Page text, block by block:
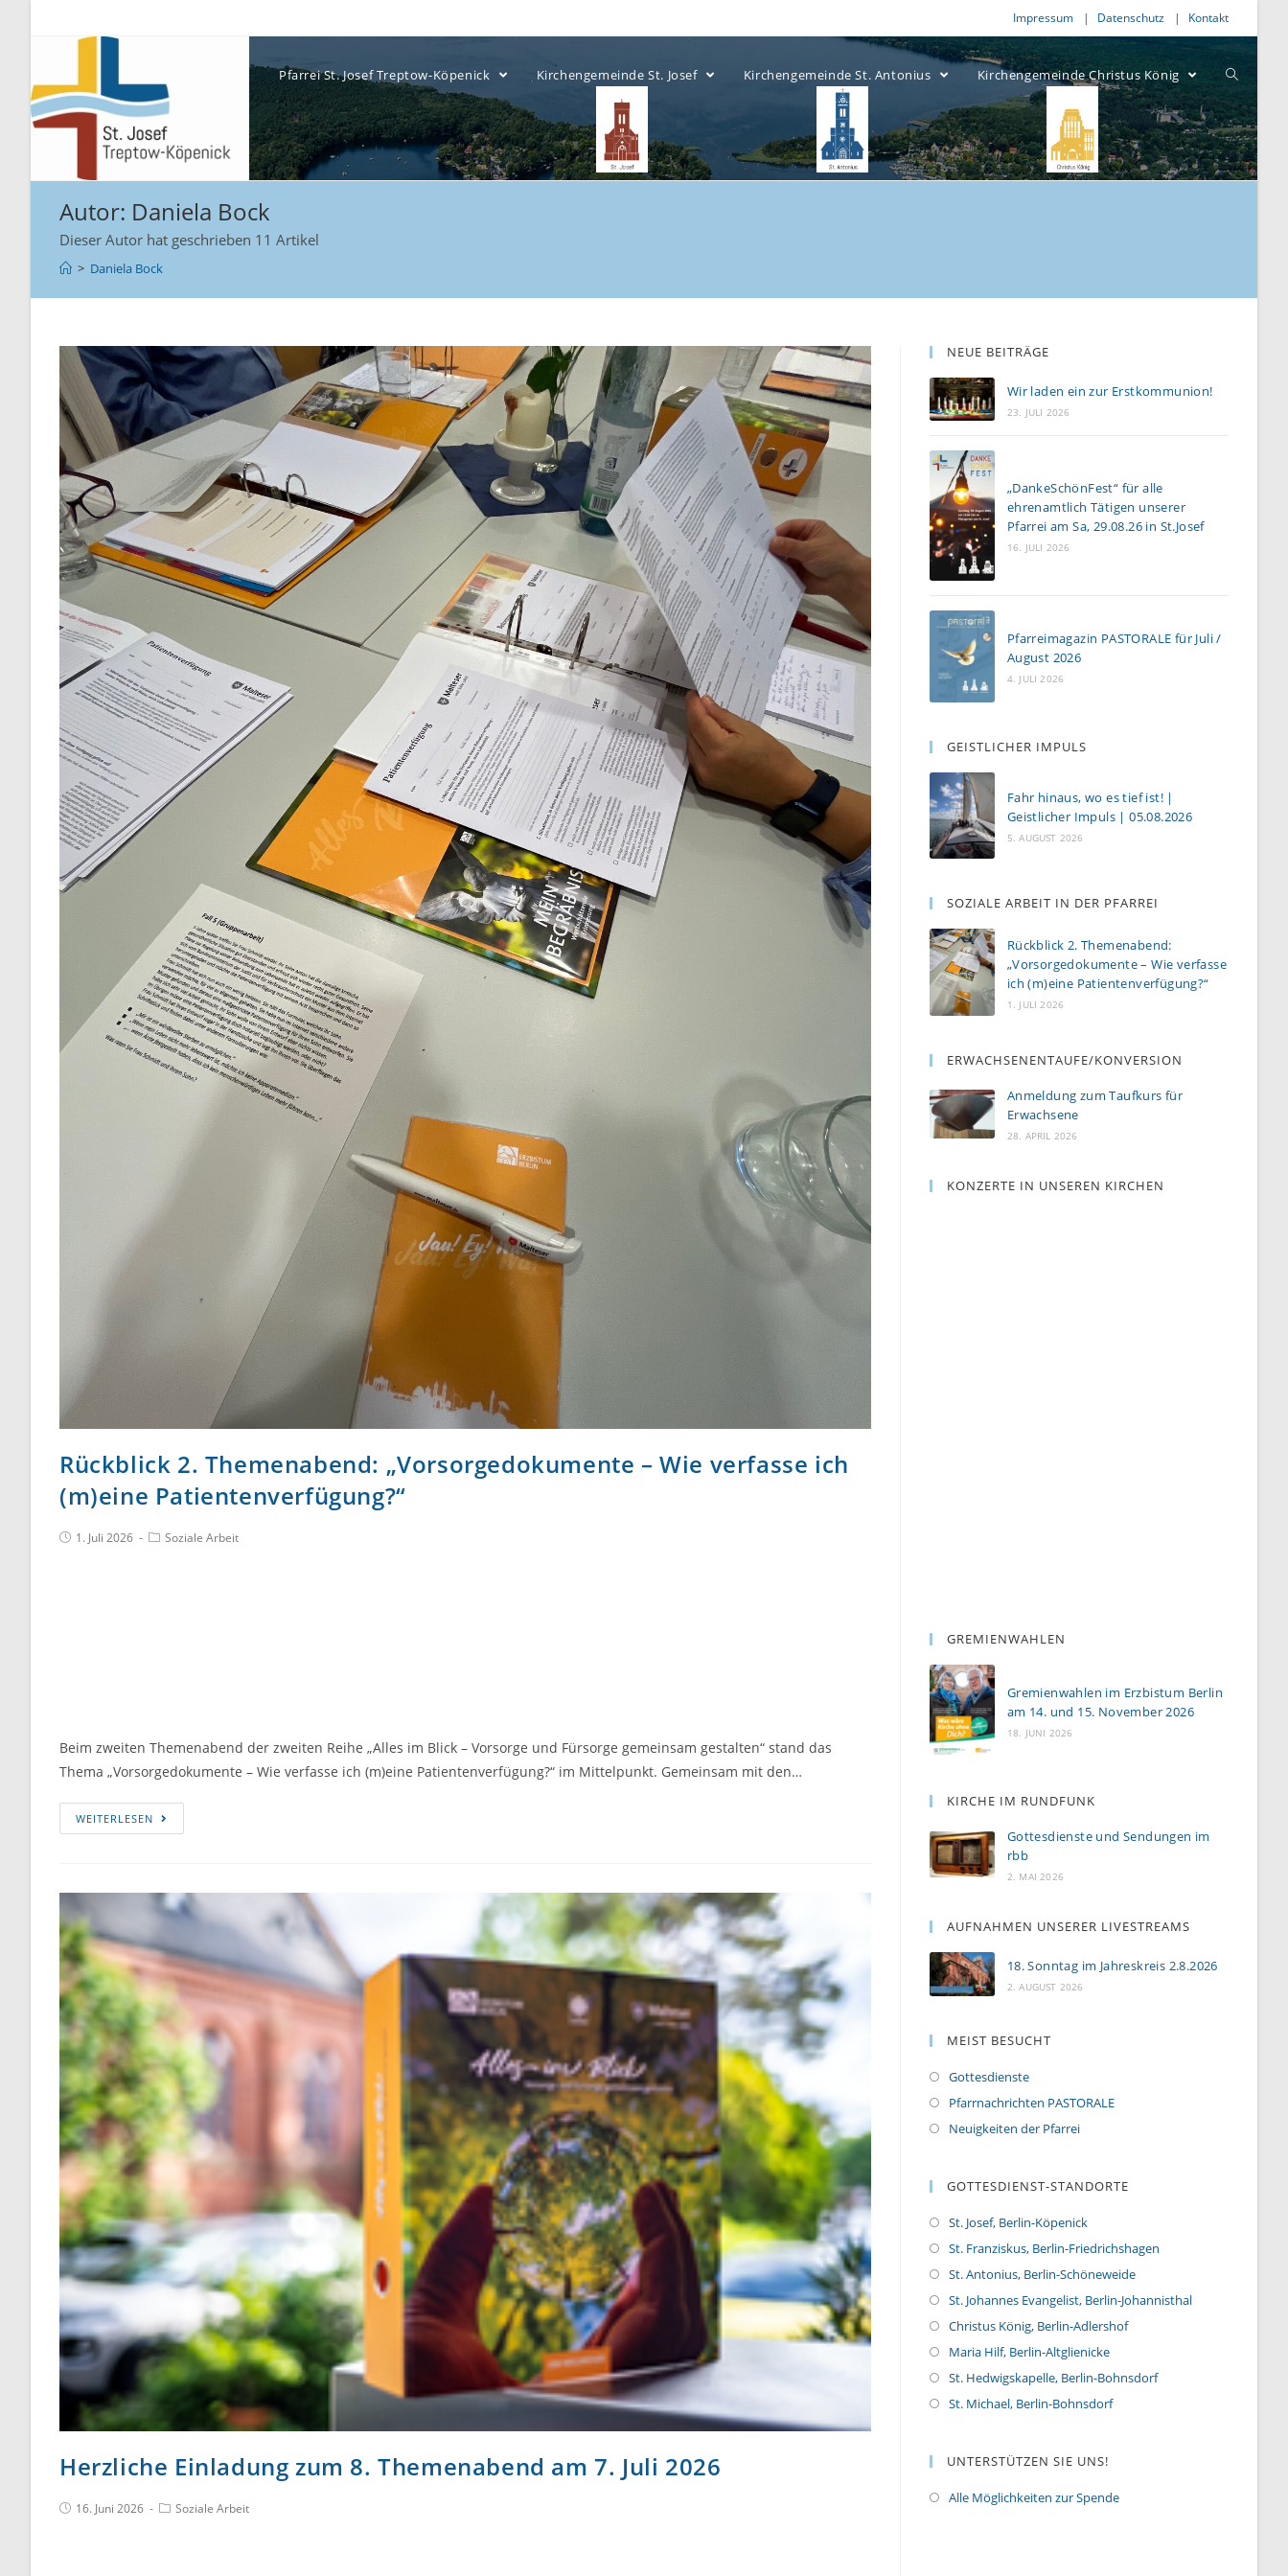
Impressum Datenschutz Kontakt
Pfarrei St. Josef Treptow-Köpenick Kirchengemeinde St. Josef Kirchengemeinde St. Antonius Kirchengemeinde Christus König
Autor: Daniela Bock
Dieser Autor hat geschrieben 11 Artikel
> Daniela Bock
Rückblick 2. Themenabend: „Vorsorgedokumente – Wie verfasse ich
(m)eine Patientenverfügung?“
1. Juli 2026 Soziale Arbeit
Beim zweiten Themenabend der zweiten Reihe „Alles im Blick – Vorsorge und Fürsorge gemeinsam gestalten“ stand das
Thema „Vorsorgedokumente – Wie verfasse ich (m)eine Patientenverfügung?“ im Mittelpunkt. Gemeinsam mit den…
WEITERLESEN
Herzliche Einladung zum 8. Themenabend am 7. Juli 2026
16. Juni 2026 Soziale Arbeit
NEUE BEITRÄGE
Wir laden ein zur Erstkommunion!
23. JULI 2026
„DankeSchönFest“ für alle
ehrenamtlich Tätigen unserer
Pfarrei am Sa, 29.08.26 in St.Josef
16. JULI 2026
Pfarreimagazin PASTORALE für Juli /
August 2026
4. JULI 2026
GEISTLICHER IMPULS
Fahr hinaus, wo es tief ist! |
Geistlicher Impuls | 05.08.2026
5. AUGUST 2026
SOZIALE ARBEIT IN DER PFARREI
Rückblick 2. Themenabend:
„Vorsorgedokumente – Wie verfasse
ich (m)eine Patientenverfügung?“
1. JULI 2026
ERWACHSENENTAUFE/KONVERSION
Anmeldung zum Taufkurs für
Erwachsene
28. APRIL 2026
KONZERTE IN UNSEREN KIRCHEN
GREMIENWAHLEN
Gremienwahlen im Erzbistum Berlin
am 14. und 15. November 2026
18. JUNI 2026
KIRCHE IM RUNDFUNK
Gottesdienste und Sendungen im
rbb
2. MAI 2026
AUFNAHMEN UNSERER LIVESTREAMS
18. Sonntag im Jahreskreis 2.8.2026
2. AUGUST 2026
MEIST BESUCHT
Gottesdienste
Pfarrnachrichten PASTORALE
Neuigkeiten der Pfarrei
GOTTESDIENST-STANDORTE
St. Josef, Berlin-Köpenick
St. Franziskus, Berlin-Friedrichshagen
St. Antonius, Berlin-Schöneweide
St. Johannes Evangelist, Berlin-Johannisthal
Christus König, Berlin-Adlershof
Maria Hilf, Berlin-Altglienicke
St. Hedwigskapelle, Berlin-Bohnsdorf
St. Michael, Berlin-Bohnsdorf
UNTERSTÜTZEN SIE UNS!
Alle Möglichkeiten zur Spende